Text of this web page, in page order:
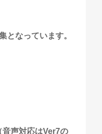
となっています。
声対応はVer7の